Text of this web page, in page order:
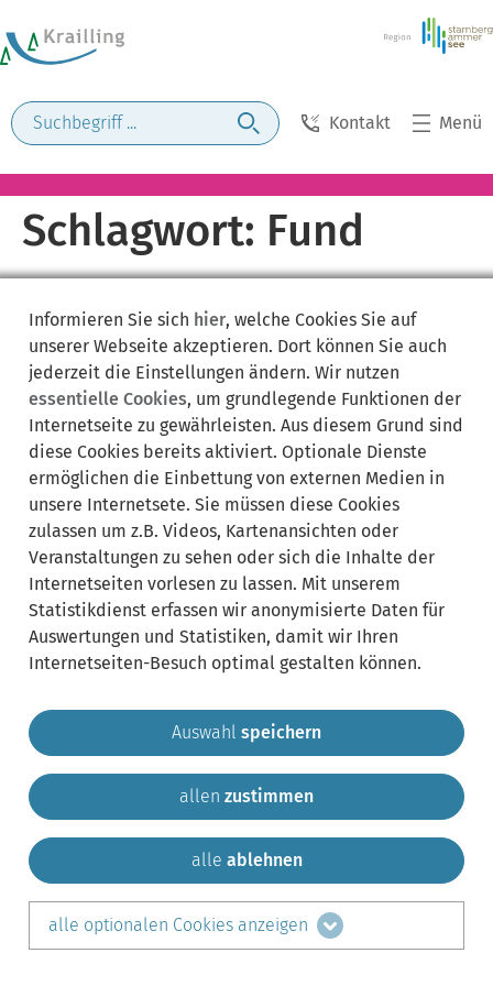
Kontakt Menü
Schlagwort: Fund
Gemeinde Krailling Impressum
Sitemap
Kontakt
teilen auf:
LinkedIn
Informieren Sie sich hier, welche Cookies Sie auf
unserer Webseite akzeptieren. Dort können Sie auch
jederzeit die Einstellungen ändern. Wir nutzen
essentielle Cookies, um grundlegende Funktionen der
Internetseite zu gewährleisten. Aus diesem Grund sind
diese Cookies bereits aktiviert. Optionale Dienste
ermöglichen die Einbettung von externen Medien in
unsere Internetsete. Sie müssen diese Cookies
zulassen um z.B. Videos, Kartenansichten oder
Veranstaltungen zu sehen oder sich die Inhalte der
Internetseiten vorlesen zu lassen. Mit unserem
Statistikdienst erfassen wir anonymisierte Daten für
Auswertungen und Statistiken, damit wir Ihren
Internetseiten-Besuch optimal gestalten können.
Auswahl speichern
allen zustimmen
alle ablehnen
alle optionalen Cookies anzeigen